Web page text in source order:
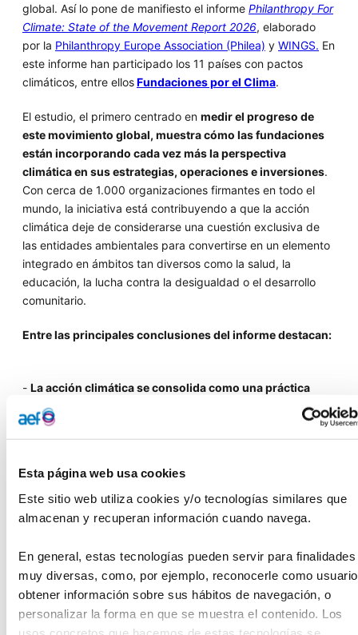
Esta página web usa cookies
Este sitio web utiliza cookies y/o tecnologías similares que
almacenan y recuperan información cuando navega.
En general, estas tecnologías pueden servir para finalidades
muy diversas, como, por ejemplo, reconocerle como
obtener información sobre sus hábitos de navegación, o
personalizar la forma en que se muestra el contenido. Los
global. Así lo pone de manifiesto el informe Philanthropy For
Climate: State of the Movement Report 2026, elaborado
por la Philanthropy Europe Association (Philea) y WINGS. En
este informe han participado los 11 países con pactos
climáticos, entre ellosFundaciones por el Clima.
El estudio, el primero centrado en medir el progreso de
este movimiento global, muestra cómo las fundaciones
están incorporando cada vez más la perspectiva
climática en sus estrategias, operaciones e inversiones.
Con cerca de 1.000 organizaciones firmantes en todo el
mundo, la iniciativa está contribuyendo a que la acción
climática deje de considerarse una cuestión exclusiva de
las entidades ambientales para convertirse en un elemento
integrado en ámbitos tan diversos como la salud, la
educación, la lucha contra la desigualdad o el desarrollo
comunitario.
Entre las principales conclusiones del informe destacan:
- La acción climática se consolida como una práctica
habitual en el sector filantrópico:
organizaciones firmantes afirma estar logrando avances
medibles en sus compromisos climáticos.
-Se trata de un movimiento verdaderamente global:
fundaciones de diferentes países, contextos y modelos de
acción climática no es exclusiva de las entidades
especializadas en medio ambiente.
-El aprendizaje entre pares impulsa el progreso:las